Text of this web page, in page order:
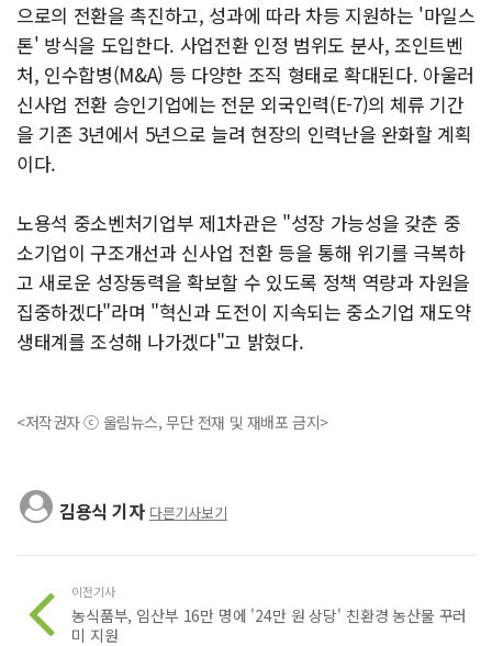
으로의 전환을 촉진하고, 성과에 따라 차등 지원하는 '마일스
톤' 방식을 도입한다. 사업전환 인정 범위도 분사, 조인트벤
처, 인수합병(M&A) 등 다양한 조직 형태로 확대된다. 아울러
신사업 전환 승인기업에는 전문 외국인력(E-7)의 체류 기간
을 기존 3년에서 5년으로 늘려 현장의 인력난을 완화할 계획
이다.
노용석 중소벤처기업부 제1차관은 "성장 가능성을 갖춘 중
소기업이 구조개선과 신사업 전환 등을 통해 위기를 극복하
고 새로운 성장동력을 확보할 수 있도록 정책 역량과 자원을
집중하겠다"라며 "혁신과 도전이 지속되는 중소기업 재도약
생태계를 조성해 나가겠다"고 밝혔다.
<저작권자 ⓒ 울림뉴스, 무단 전재 및 재배포 금지>
김용식 기자 다른기사보기
이전기사
농식품부, 임산부 16만 명에 '24만 원 상당' 친환경 농산물 꾸러
미 지원